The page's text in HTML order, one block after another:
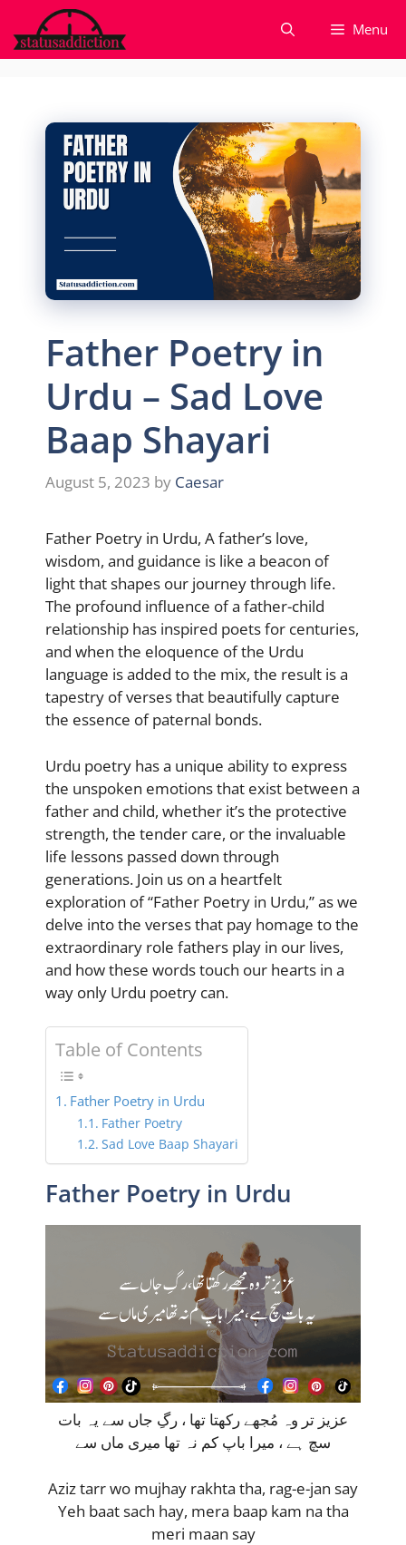
to
content
Menu
Father Poetry in
Urdu – Sad Love
Baap Shayari
August 5, 2023 by Caesar
Father Poetry in Urdu, A father’s love,
wisdom, and guidance is like a beacon of
light that shapes our journey through life.
The profound influence of a father-child
relationship has inspired poets for centuries,
and when the eloquence of the Urdu
language is added to the mix, the result is a
tapestry of verses that beautifully capture
the essence of paternal bonds.
Urdu poetry has a unique ability to express
the unspoken emotions that exist between a
father and child, whether it’s the protective
strength, the tender care, or the invaluable
life lessons passed down through
generations. Join us on a heartfelt
exploration of “Father Poetry in Urdu,” as we
delve into the verses that pay homage to the
extraordinary role fathers play in our lives,
and how these words touch our hearts in a
way only Urdu poetry can.
Table of Contents
Father Poetry in Urdu
Father Poetry
Sad Love Baap Shayari
Father Poetry in Urdu
عزیز تر وہ مُجھے رکھتا تھا ، رگِ جاں سے یہ بات
سچ ہے ، میرا باپ کم نہ تھا میری ماں سے
Aziz tarr wo mujhay rakhta tha, rag-e-jan say
Yeh baat sach hay, mera baap kam na tha
meri maan say